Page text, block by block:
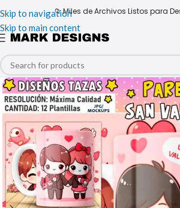
Skip to navigation
Skip to main content
📁 Miles de Archivos Listos para